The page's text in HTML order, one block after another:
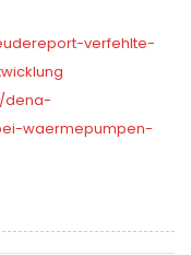
verfehlte-
dena-
waermepumpen-